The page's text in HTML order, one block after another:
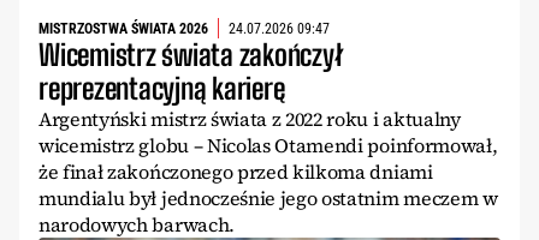
MISTRZOSTWA ŚWIATA 2026 24.07.2026 09:47
Wicemistrz świata zakończył
reprezentacyjną karierę
Argentyński mistrz świata z 2022 roku i aktualny
wicemistrz globu – Nicolas Otamendi poinformował,
że finał zakończonego przed kilkoma dniami
mundialu był jednocześnie jego ostatnim meczem w
narodowych barwach.